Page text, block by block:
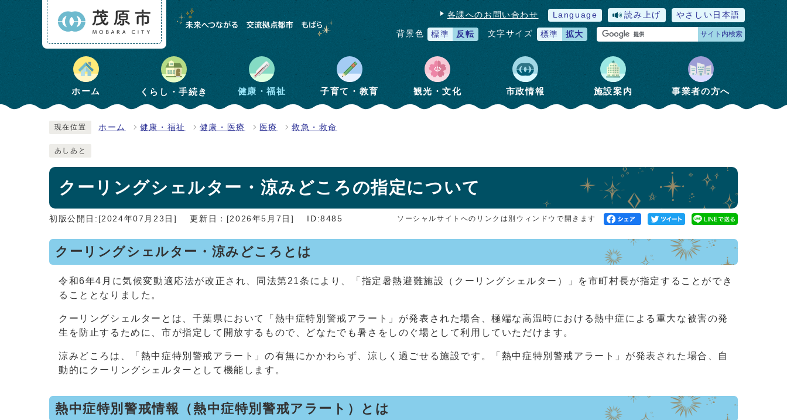
各課へのお問い合わせ Language 読み上げ やさしい日本語
背景色 標準 反転 文字サイズ 標準 拡大 サイト内検索
ホーム くらし・手続き 健康・福祉 子育て・教育 観光・文化 市政情報 施設案内 事業者の方へ
現在位置 ホーム 健康・福祉 健康・医療 医療 救急・救命
あしあと
クーリングシェルター・涼みどころの指定について
初版公開日:[2024年07月23日] 更新日：[2026年5月7日] ID:8485 ソーシャルサイトへのリンクは別ウィンドウで開きます
クーリングシェルター・涼みどころとは
令和6年4月に気候変動適応法が改正され、同法第21条により、「指定暑熱避難施設（クーリングシェルター）」を市町村長が指定することができ
ることとなりました。
クーリングシェルターとは、千葉県において「熱中症特別警戒アラート」が発表された場合、極端な高温時における熱中症による重大な被害の発
生を防止するために、市が指定して開放するもので、どなたでも暑さをしのぐ場として利用していただけます。
涼みどころは、「熱中症特別警戒アラート」の有無にかかわらず、涼しく過ごせる施設です。「熱中症特別警戒アラート」が発表された場合、自
動的にクーリングシェルターとして機能します。
熱中症特別警戒情報（熱中症特別警戒アラート）とは